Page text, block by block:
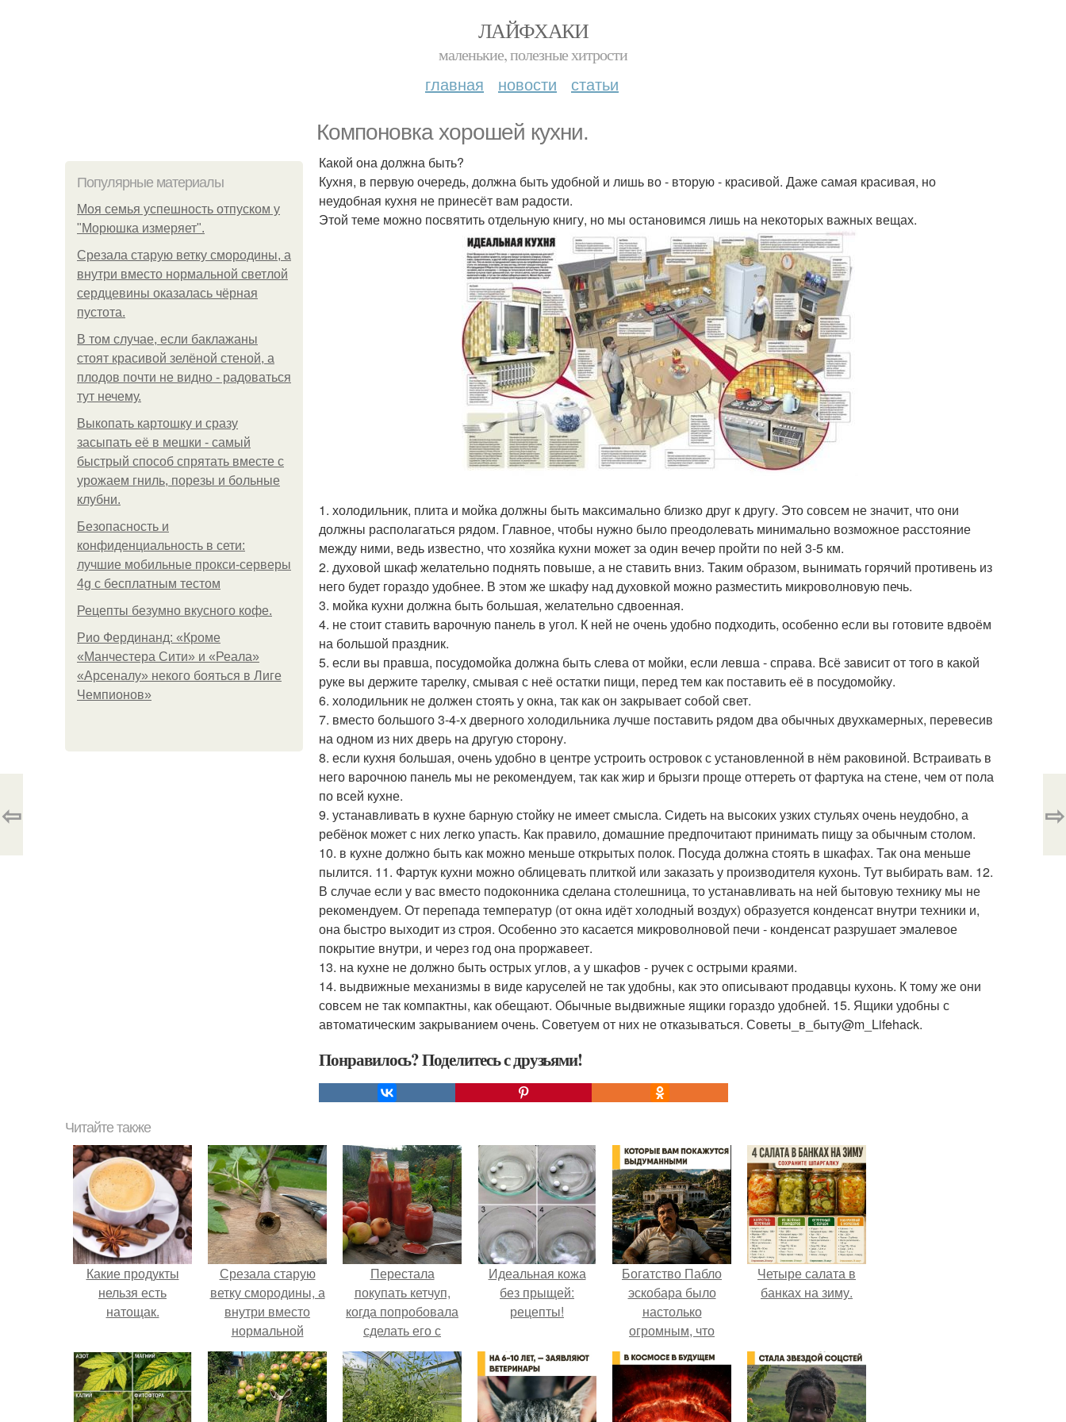
ЛАЙФХАКИ
маленькие, полезные хитрости
главная новости статьи
Компоновка хорошей кухни.
Популярные материалы
Моя семья успешность отпуском у
"Морюшка измеряет".
Срезала старую ветку смородины, а
внутри вместо нормальной светлой
сердцевины оказалась чёрная
пустота.
В том случае, если баклажаны
стоят красивой зелёной стеной, а
плодов почти не видно - радоваться
тут нечему.
Выкопать картошку и сразу
засыпать её в мешки - самый
быстрый способ спрятать вместе с
урожаем гниль, порезы и больные
клубни.
Безопасность и
конфиденциальность в сети:
лучшие мобильные прокси-серверы
4g с бесплатным тестом
Рецепты безумно вкусного кофе.
Рио Фердинанд: «Кроме
«Манчестера Сити» и «Реала»
«Арсеналу» некого бояться в Лиге
Чемпионов»
Какой она должна быть?
Кухня, в первую очередь, должна быть удобной и лишь во - вторую - красивой. Даже самая красивая, но
неудобная кухня не принесёт вам радости.
Этой теме можно посвятить отдельную книгу, но мы остановимся лишь на некоторых важных вещах.
1. холодильник, плита и мойка должны быть максимально близко друг к другу. Это совсем не значит, что они
должны располагаться рядом. Главное, чтобы нужно было преодолевать минимально возможное расстояние
между ними, ведь известно, что хозяйка кухни может за один вечер пройти по ней 3-5 км.
2. духовой шкаф желательно поднять повыше, а не ставить вниз. Таким образом, вынимать горячий противень из
него будет гораздо удобнее. В этом же шкафу над духовкой можно разместить микроволновую печь.
3. мойка кухни должна быть большая, желательно сдвоенная.
4. не стоит ставить варочную панель в угол. К ней не очень удобно подходить, особенно если вы готовите вдвоём
на большой праздник.
5. если вы правша, посудомойка должна быть слева от мойки, если левша - справа. Всё зависит от того в какой
руке вы держите тарелку, смывая с неё остатки пищи, перед тем как поставить её в посудомойку.
6. холодильник не должен стоять у окна, так как он закрывает собой свет.
7. вместо большого 3-4-х дверного холодильника лучше поставить рядом два обычных двухкамерных, перевесив
на одном из них дверь на другую сторону.
8. если кухня большая, очень удобно в центре устроить островок с установленной в нём раковиной. Встраивать в
него варочною панель мы не рекомендуем, так как жир и брызги проще оттереть от фартука на стене, чем от пола
по всей кухне.
9. устанавливать в кухне барную стойку не имеет смысла. Сидеть на высоких узких стульях очень неудобно, а
ребёнок может с них легко упасть. Как правило, домашние предпочитают принимать пищу за обычным столом.
10. в кухне должно быть как можно меньше открытых полок. Посуда должна стоять в шкафах. Так она меньше
пылится. 11. Фартук кухни можно облицевать плиткой или заказать у производителя кухонь. Тут выбирать вам. 12.
В случае если у вас вместо подоконника сделана столешница, то устанавливать на ней бытовую технику мы не
рекомендуем. От перепада температур (от окна идёт холодный воздух) образуется конденсат внутри техники и,
она быстро выходит из строя. Особенно это касается микроволновой печи - конденсат разрушает эмалевое
покрытие внутри, и через год она проржавеет.
13. на кухне не должно быть острых углов, а у шкафов - ручек с острыми краями.
14. выдвижные механизмы в виде каруселей не так удобны, как это описывают продавцы кухонь. К тому же они
совсем не так компактны, как обещают. Обычные выдвижные ящики гораздо удобней. 15. Ящики удобны с
автоматическим закрыванием очень. Советуем от них не отказываться. Советы_в_быту@m_Lifehack.
Понравилось? Поделитесь с друзьями!
⇦ ⇨
Читайте также
Какие продукты
нельзя есть
натощак.
Срезала старую
ветку смородины, а
внутри вместо
нормальной
светлой
сердцевины
оказалась чёрная
пустота.
Перестала
покупать кетчуп,
когда попробовала
сделать его с
яблоками.
Идеальная кожа
без прыщей:
рецепты!
Богатство Пабло
эскобара было
настолько
огромным, что
многие истории о
нём звучат как
вымысел.
Четыре салата в
банках на зиму.